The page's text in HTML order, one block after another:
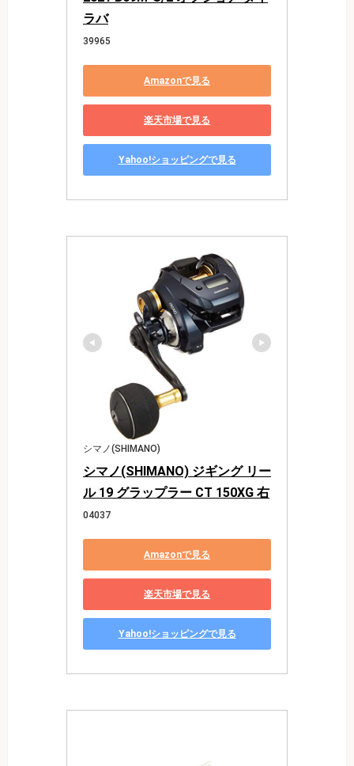
ラバ
39965
Amazonで見る
楽天市場で見る
Yahoo!ショッピングで見る
シマノ(SHIMANO)
シマノ(SHIMANO) ジギング リー
ル 19 グラップラー CT 150XG 右
04037
Amazonで見る
楽天市場で見る
Yahoo!ショッピングで見る